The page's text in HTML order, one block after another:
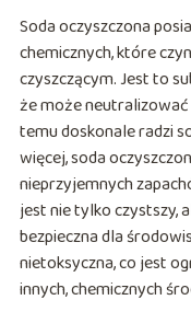
Soda oczyszczona
chemicznych, które
czyszczącym. Jest to
że może neutralizować
temu doskonale radzi
więcej, soda
nieprzyjemnych
jest nie tylko czystszy,
bezpieczna dla
nietoksyczna, co jest
innych, chemicznych